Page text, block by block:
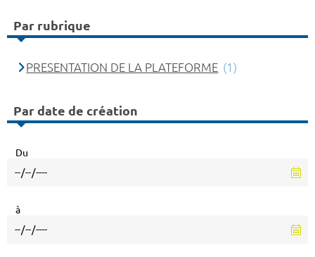
Par rubrique
PRESENTATION DE LA PLATEFORME (1)
Par date de création
Du
à